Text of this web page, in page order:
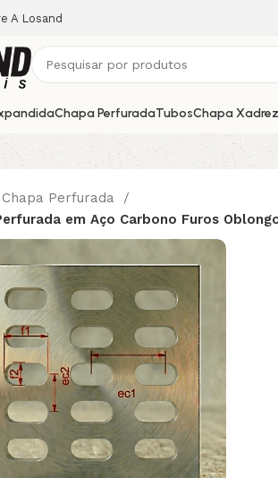
A Losand
Chapa PerfuradaTubosChapa Xadrez
Chapa Perfurada
em Aço Carbono Furos